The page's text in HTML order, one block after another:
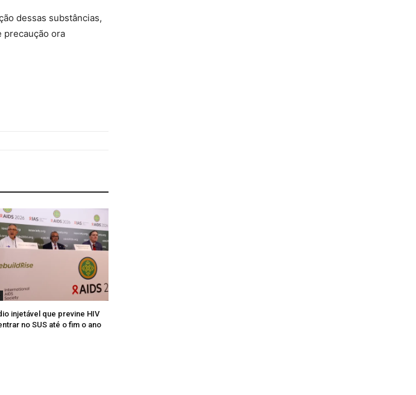
dessas substâncias,
precaução ora
injetável que previne HIV
no SUS até o fim o ano